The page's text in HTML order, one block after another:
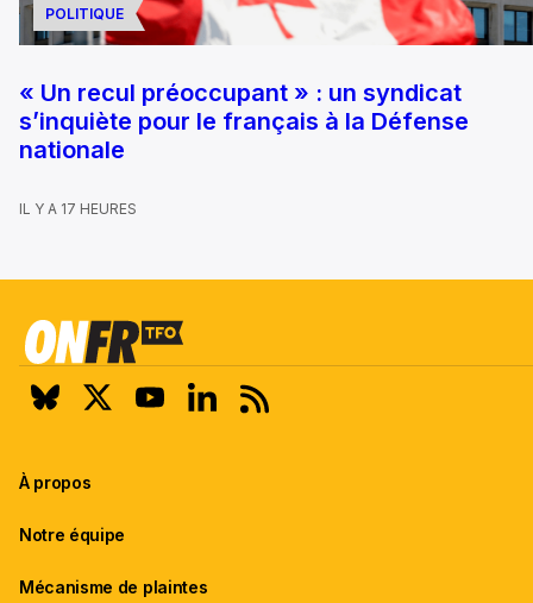
POLITIQUE
« Un recul préoccupant » : un syndicat
s’inquiète pour le français à la Défense
nationale
IL Y A 17 HEURES
À propos
Notre équipe
Mécanisme de plaintes